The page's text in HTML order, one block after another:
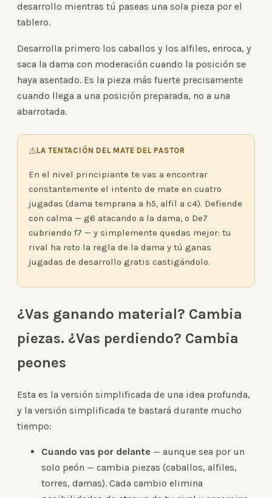
desarrollo mientras tú paseas una sola pieza por el
tablero.
Desarrolla primero los caballos y los alfiles, enroca, y
saca la dama con moderación cuando la posición se
haya asentado. Es la pieza más fuerte precisamente
cuando llega a una posición preparada, no a una
abarrotada.
⚠LA TENTACIÓN DEL MATE DEL PASTOR
En el nivel principiante te vas a encontrar
constantemente el intento de mate en cuatro
jugadas (dama temprana a h5, alfil a c4). Defiende
con calma — g6 atacando a la dama, o De7
cubriendo f7 — y simplemente quedas mejor: tu
rival ha roto la regla de la dama y tú ganas
jugadas de desarrollo gratis castigándolo.
¿Vas ganando material? Cambia
piezas. ¿Vas perdiendo? Cambia
peones
Esta es la versión simplificada de una idea profunda,
y la versión simplificada te bastará durante mucho
tiempo:
Cuando vas por delante — aunque sea por un
solo peón — cambia piezas (caballos, alfiles,
torres, damas). Cada cambio elimina